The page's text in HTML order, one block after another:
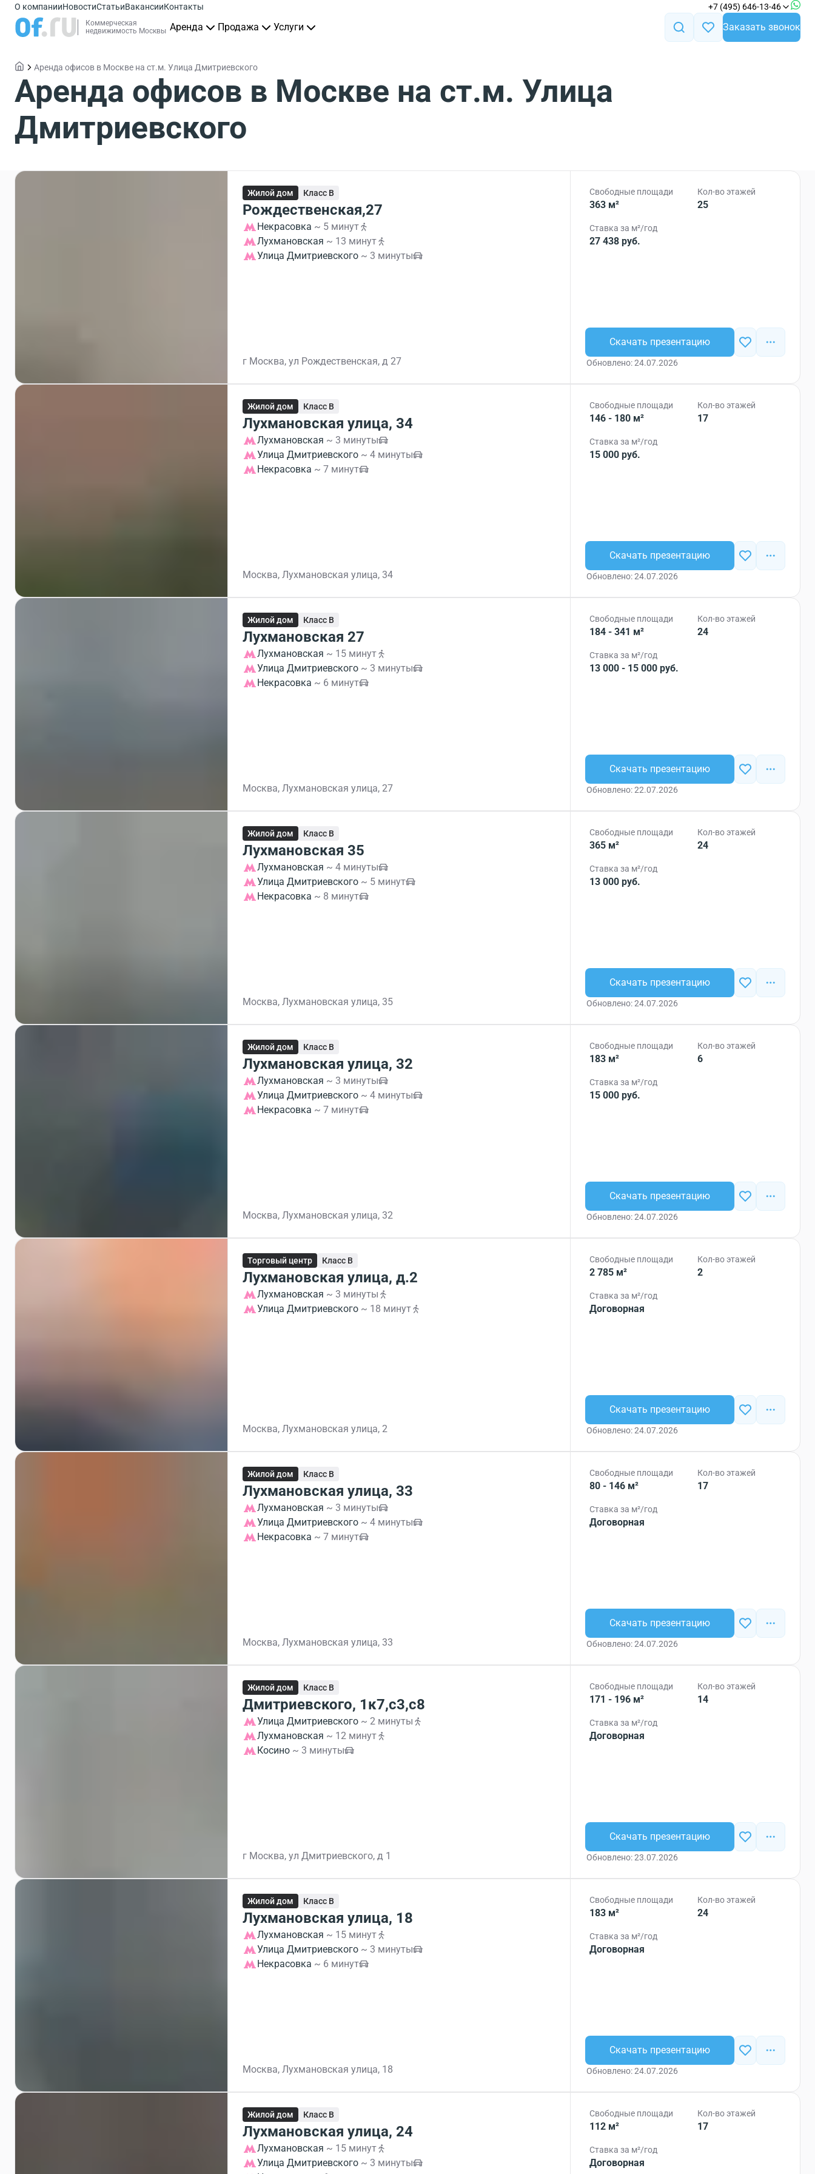
О компанииНовостиСтатьиВакансииКонтакты +7 (495) 646-13-46
Коммерческая
недвижимость Москвы Аренда Продажа Услуги Заказать звонок
Аренда офисов в Москве на ст.м. Улица Дмитриевского
Аренда офисов в Москве на ст.м. Улица
Дмитриевского
Жилой дом Класс B
Рождественская,27
Некрасовка ~ 5 минут
Лухмановская ~ 13 минут
Улица Дмитриевского ~ 3 минуты
г Москва, ул Рождественская, д 27
Свободные площади
363 м²
Кол-во этажей
25
Ставка за м²/год
27 438 руб.
Скачать презентацию
Обновлено: 24.07.2026
Жилой дом Класс B
Лухмановская улица, 34
Лухмановская ~ 3 минуты
Улица Дмитриевского ~ 4 минуты
Некрасовка ~ 7 минут
Москва, Лухмановская улица, 34
Свободные площади
146 - 180 м²
Кол-во этажей
17
Ставка за м²/год
15 000 руб.
Скачать презентацию
Обновлено: 24.07.2026
Жилой дом Класс B
Лухмановская 27
Лухмановская ~ 15 минут
Улица Дмитриевского ~ 3 минуты
Некрасовка ~ 6 минут
Москва, Лухмановская улица, 27
Свободные площади
184 - 341 м²
Кол-во этажей
24
Ставка за м²/год
13 000 - 15 000 руб.
Скачать презентацию
Обновлено: 22.07.2026
Жилой дом Класс B
Лухмановская 35
Лухмановская ~ 4 минуты
Улица Дмитриевского ~ 5 минут
Некрасовка ~ 8 минут
Москва, Лухмановская улица, 35
Свободные площади
365 м²
Кол-во этажей
24
Ставка за м²/год
13 000 руб.
Скачать презентацию
Обновлено: 24.07.2026
Жилой дом Класс B
Лухмановская улица, 32
Лухмановская ~ 3 минуты
Улица Дмитриевского ~ 4 минуты
Некрасовка ~ 7 минут
Москва, Лухмановская улица, 32
Свободные площади
183 м²
Кол-во этажей
6
Ставка за м²/год
15 000 руб.
Скачать презентацию
Обновлено: 24.07.2026
Торговый центр Класс B
Лухмановская улица, д.2
Лухмановская ~ 3 минуты
Улица Дмитриевского ~ 18 минут
Москва, Лухмановская улица, 2
Свободные площади
2 785 м²
Кол-во этажей
2
Ставка за м²/год
Договорная
Скачать презентацию
Обновлено: 24.07.2026
Жилой дом Класс B
Лухмановская улица, 33
Лухмановская ~ 3 минуты
Улица Дмитриевского ~ 4 минуты
Некрасовка ~ 7 минут
Москва, Лухмановская улица, 33
Свободные площади
80 - 146 м²
Кол-во этажей
17
Ставка за м²/год
Договорная
Скачать презентацию
Обновлено: 24.07.2026
Жилой дом Класс B
Дмитриевского, 1к7,с3,с8
Улица Дмитриевского ~ 2 минуты
Лухмановская ~ 12 минут
Косино ~ 3 минуты
г Москва, ул Дмитриевского, д 1
Свободные площади
171 - 196 м²
Кол-во этажей
14
Ставка за м²/год
Договорная
Скачать презентацию
Обновлено: 23.07.2026
Жилой дом Класс B
Лухмановская улица, 18
Лухмановская ~ 15 минут
Улица Дмитриевского ~ 3 минуты
Некрасовка ~ 6 минут
Москва, Лухмановская улица, 18
Свободные площади
183 м²
Кол-во этажей
24
Ставка за м²/год
Договорная
Скачать презентацию
Обновлено: 24.07.2026
Жилой дом Класс B
Лухмановская улица, 24
Лухмановская ~ 15 минут
Улица Дмитриевского ~ 3 минуты
Свободные площади
112 м²
Кол-во этажей
17
Ставка за м²/год
Договорная